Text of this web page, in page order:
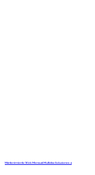
Mantenimiento Web Mensual Multidisc Soluciones 4